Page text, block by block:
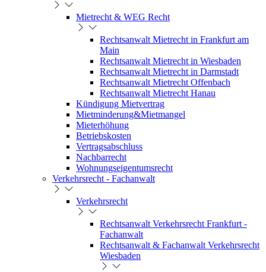
Mietrecht & WEG Recht
Rechtsanwalt Mietrecht in Frankfurt am
Main
Rechtsanwalt Mietrecht in Wiesbaden
Rechtsanwalt Mietrecht in Darmstadt
Rechtsanwalt Mietrecht Offenbach
Rechtsanwalt Mietrecht Hanau
Kündigung Mietvertrag
Mietminderung&Mietmangel
Mieterhöhung
Betriebskosten
Vertragsabschluss
Nachbarrecht
Wohnungseigentumsrecht
Verkehrsrecht - Fachanwalt
Verkehrsrecht
Rechtsanwalt Verkehrsrecht Frankfurt -
Fachanwalt
Rechtsanwalt & Fachanwalt Verkehrsrecht
Wiesbaden